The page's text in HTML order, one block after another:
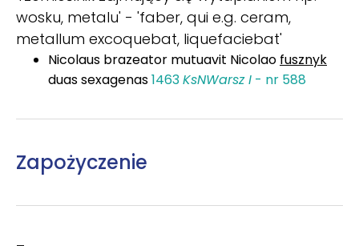
wosku, metalu' - 'faber, qui e.g. ceram,
metallum excoquebat, liquefaciebat'
Nicolaus brazeator mutuavit Nicolao fusznyk
duas sexagenas1463KsNWarsz I - nr 588
Zapożyczenie